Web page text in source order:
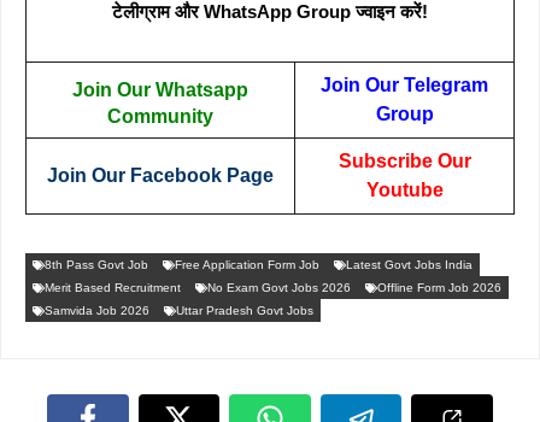
टेलीग्राम और WhatsApp Group ज्वाइन करें!
Join Our Whatsapp
Community
Join Our Telegram
Group
Join Our Facebook Page
Subscribe Our
Youtube
8th Pass Govt Job Free Application Form Job
Latest Govt Jobs India
Merit Based Recruitment
No Exam Govt Jobs 2026
Offline Form Job 2026
Samvida Job 2026
Uttar Pradesh Govt Jobs